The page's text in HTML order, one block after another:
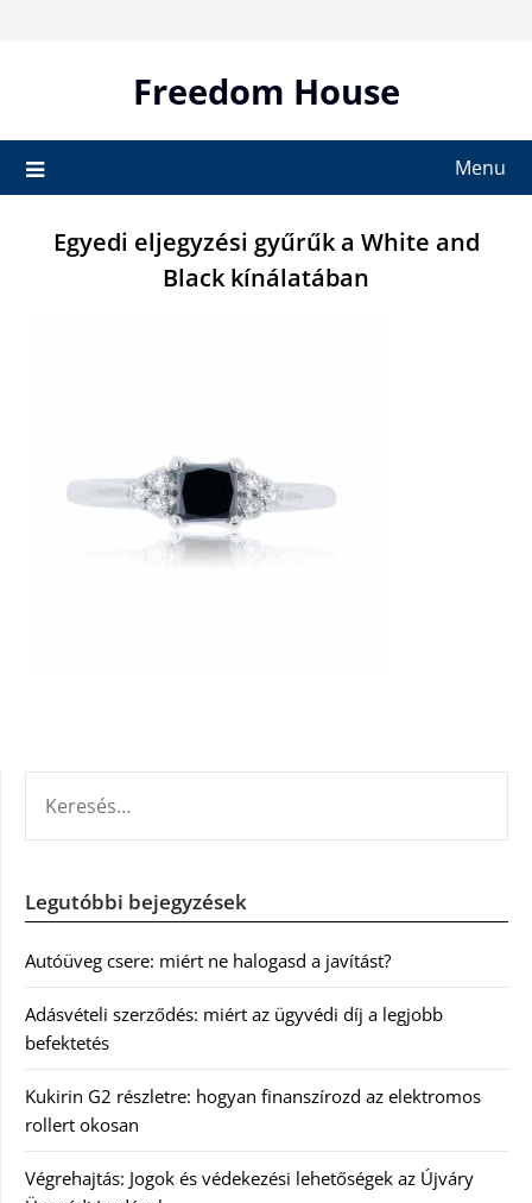
Freedom House
Menu
Egyedi eljegyzési gyűrűk a White and
Black kínálatában
Legutóbbi bejegyzések
Autóüveg csere: miért ne halogasd a javítást?
Adásvételi szerződés: miért az ügyvédi díj a legjobb
befektetés
Kukirin G2 részletre: hogyan finanszírozd az elektromos
rollert okosan
Végrehajtás: Jogok és védekezési lehetőségek az Újváry